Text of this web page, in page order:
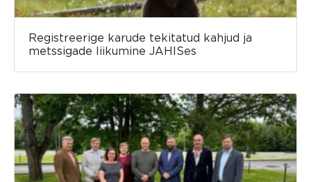
Registreerige karude tekitatud kahjud ja
metssigade liikumine JAHISes